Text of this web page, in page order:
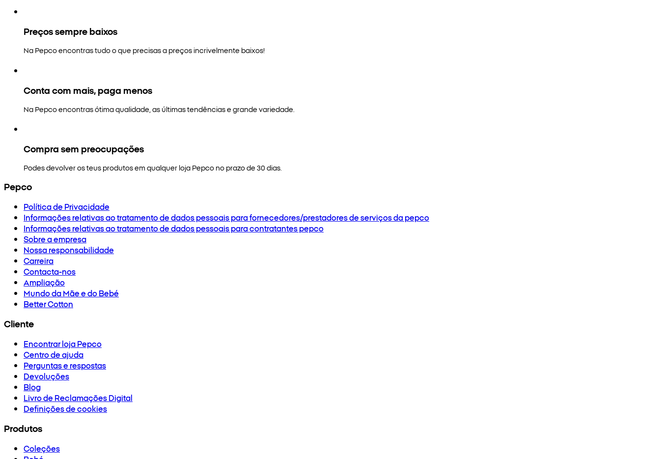
Preços sempre baixos
Na Pepco encontras tudo o que precisas a preços incrivelmente baixos!
Conta com mais, paga menos
Na Pepco encontras ótima qualidade, as últimas tendências e grande variedade.
Compra sem preocupações
Podes devolver os teus produtos em qualquer loja Pepco no prazo de 30 dias.
Pepco
Política de Privacidade
Informações relativas ao tratamento de dados pessoais para fornecedores/prestadores de serviços da pepco
Informações relativas ao tratamento de dados pessoais para contratantes pepco
Sobre a empresa
Nossa responsabilidade
Carreira
Contacta-nos
Ampliação
Mundo da Mãe e do Bebé
Better Cotton
Cliente
Encontrar loja Pepco
Centro de ajuda
Perguntas e respostas
Devoluções
Blog
Livro de Reclamações Digital
Definições de cookies
Produtos
Coleções